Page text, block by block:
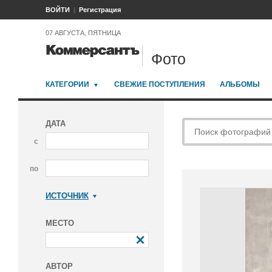
ВОЙТИ Регистрация
07 АВГУСТА, ПЯТНИЦА
Фото
КАТЕГОРИИ СВЕЖИЕ ПОСТУПЛЕНИЯ АЛЬБОМЫ
ДАТА
с
по
ИСТОЧНИК
МЕСТО
АВТОР